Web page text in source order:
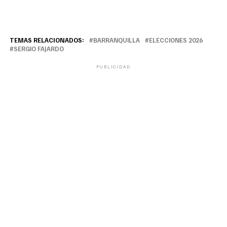
TEMAS RELACIONADOS: BARRANQUILLA
ELECCIONES 2026
SERGIO FAJARDO
PUBLICIDAD